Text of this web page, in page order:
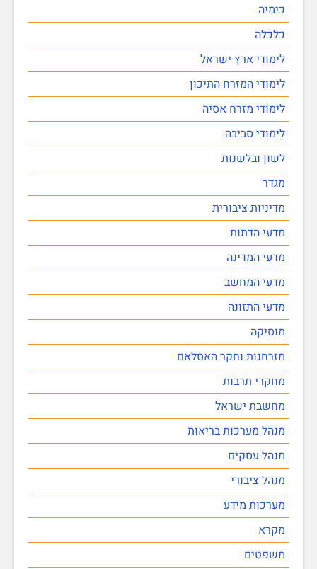
כימיה
כלכלה
לימודי ארץ ישראל
לימודי המזרח התיכון
לימודי מזרח אסיה
לימודי סביבה
לשון ובלשנות
מגדר
מדיניות ציבורית
מדעי הדתות
מדעי המדינה
מדעי המחשב
מדעי התזונה
מוסיקה
מזרחנות וחקר האסלאם
מחקרי תרבות
מחשבת ישראל
מנהל מערכות בריאות
מנהל עסקים
מנהל ציבורי
מערכות מידע
מקרא
משפטים